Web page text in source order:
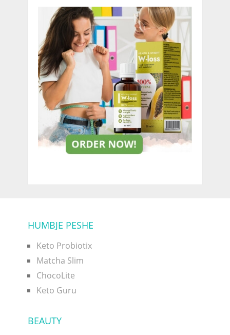
HUMBJE PESHE
Keto Probiotix
Matcha Slim
ChocoLite
Keto Guru
BEAUTY